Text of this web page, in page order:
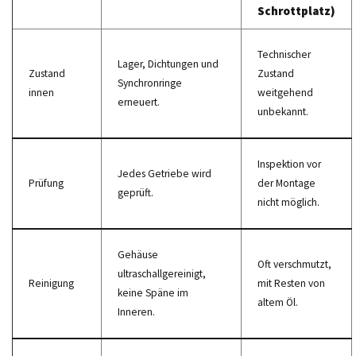
Schrottplatz)
Zustand
innen
Lager, Dichtungen und
Synchronringe
erneuert.
Technischer
Zustand
weitgehend
unbekannt.
Prüfung
Jedes Getriebe wird
geprüft.
Inspektion vor
der Montage
nicht möglich.
Reinigung
Gehäuse
ultraschallgereinigt,
keine Späne im
Inneren.
Oft verschmutzt,
mit Resten von
altem Öl.